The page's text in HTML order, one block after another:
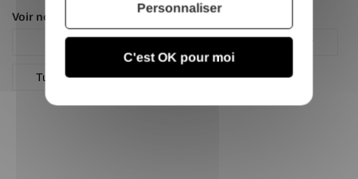
Voir nos autres pages :
Profilé rond
Profilé rond acier noir
Tube creux rond acier
C'est OK pour moi
Personnaliser